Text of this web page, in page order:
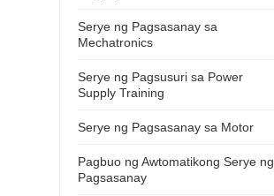
Serye ng Pagsasanay sa
Mechatronics
Serye ng Pagsusuri sa Power
Supply Training
Serye ng Pagsasanay sa Motor
Pagbuo ng Awtomatikong Serye ng
Pagsasanay